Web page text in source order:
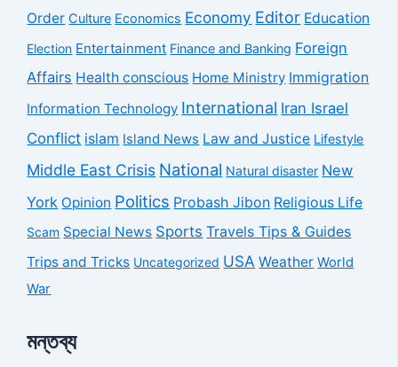
Order Culture Economics Economy Editor Education
Election Entertainment Finance and Banking Foreign
Affairs Health conscious Home Ministry Immigration
Information Technology International Iran Israel
Conflict islam Island News Law and Justice Lifestyle
Middle East Crisis National Natural disaster New
York Opinion Politics Probash Jibon Religious Life
Scam Special News Sports Travels Tips & Guides
Trips and Tricks Uncategorized USA Weather World
War
মন্তব্য